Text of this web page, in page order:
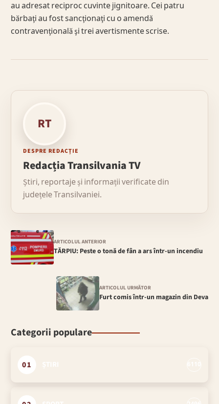
au adresat reciproc cuvinte jignitoare. Cei patru
bărbaţi au fost sancţionaţi cu o amendă
contravenţională şi trei avertismente scrise.
RT
DESPRE REDACȚIE
Redacția Transilvania TV
Știri, reportaje și informații verificate din
județele Transilvaniei.
ARTICOLUL ANTERIOR
TĂRPIU: Peste o tonă de fân a ars într-un incendiu
ARTICOLUL URMĂTOR
Furt comis într-un magazin din Deva
Categorii populare
01